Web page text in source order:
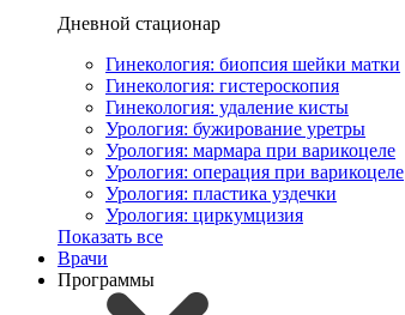
Дневной стационар
Гинекология: биопсия шейки матки
Гинекология: гистероскопия
Гинекология: удаление кисты
Урология: бужирование уретры
Урология: мармара при варикоцеле
Урология: операция при варикоцеле
Урология: пластика уздечки
Урология: циркумцизия
Показать все
Врачи
Программы